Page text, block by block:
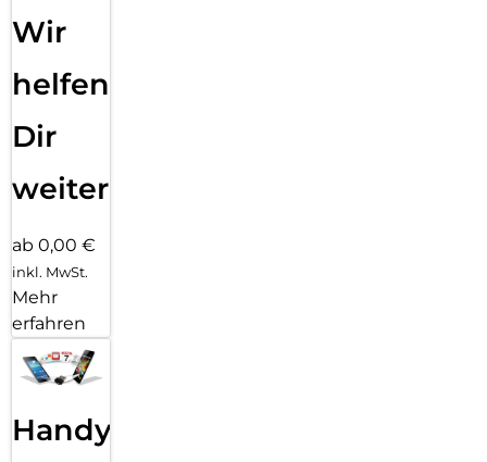
Wir
helfen
Dir
weiter
ab 0,00 €
inkl. MwSt.
Mehr
erfahren
Handy